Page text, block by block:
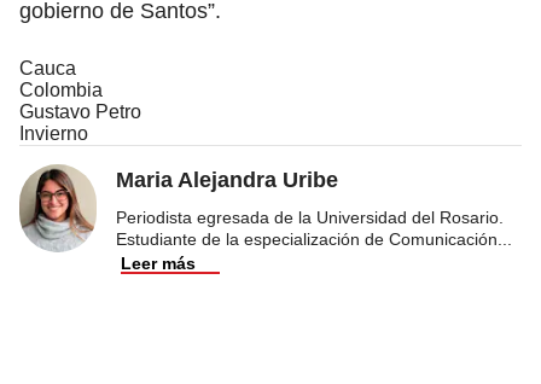
gobierno de Santos”.
Cauca
Colombia
Gustavo Petro
Invierno
Maria Alejandra Uribe
Periodista egresada de la Universidad del Rosario.
Estudiante de la especialización de Comunicación
Leer más